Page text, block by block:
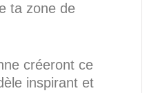
ta zone de
créeront ce
inspirant et